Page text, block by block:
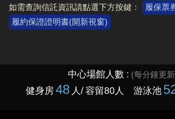
如需查詢信託資訊請點選下方按鍵：
履保票
履約保證證明書(開新視窗)